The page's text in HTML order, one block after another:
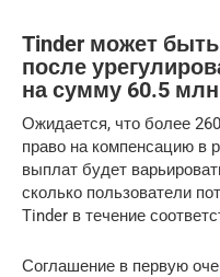
Tinder может
после
на сумму 60.5
Ожидается, что более
право на компенсацию в
выплат будет
сколько пользователи
Tinder в течение
Соглашение в первую